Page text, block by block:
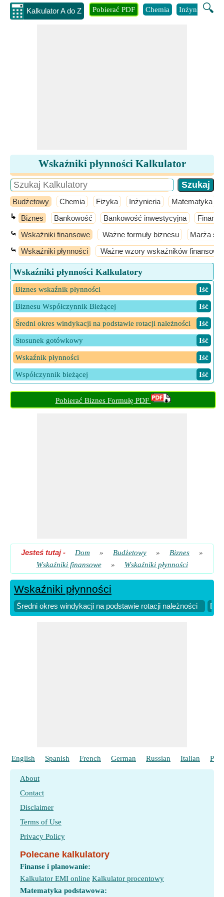
Kalkulator A do Z 🔍
Pobierać PDF Chemia Inżynieria
Wskaźniki płynności Kalkulator
Budżetowy Chemia Fizyka Inżynieria Matematyka
↳ Biznes Bankowość Bankowość inwestycyjna
⤿ Wskaźniki finansowe Ważne formuły biznesu Marża
⤿ Wskaźniki płynności Ważne wzory wskaźników
Wskaźniki płynności Kalkulatory
Biznes wskaźnik płynności ​ Iść
Biznesu Współczynnik Bieżącej ​ Iść
Średni okres windykacji na podstawie rotacji należności ​ Iść
Stosunek gotówkowy ​ Iść
Wskaźnik płynności ​ Iść
Współczynnik bieżącej ​ Iść
Pobierać Biznes Formułę PDF
Jesteś tutaj- Dom » Budżetowy » Biznes
»
Wskaźniki finansowe
» Wskaźniki płynności
Wskaźniki płynności
Średni okres windykacji na podstawie rotacji należności
English Spanish French German Russian Italian
About
Contact
Disclaimer
Terms of Use
Privacy Policy
Polecane kalkulatory
Finanse i planowanie:
Kalkulator EMI online Kalkulator procentowy
Matematyka podstawowa: